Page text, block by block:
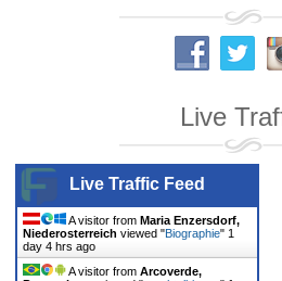
Live
Live Traffic Feed
A visitor from Maria Enzersdorf,
Niederosterreich viewed "Biographie" 1
day 4 hrs ago
A visitor from Arcoverde,